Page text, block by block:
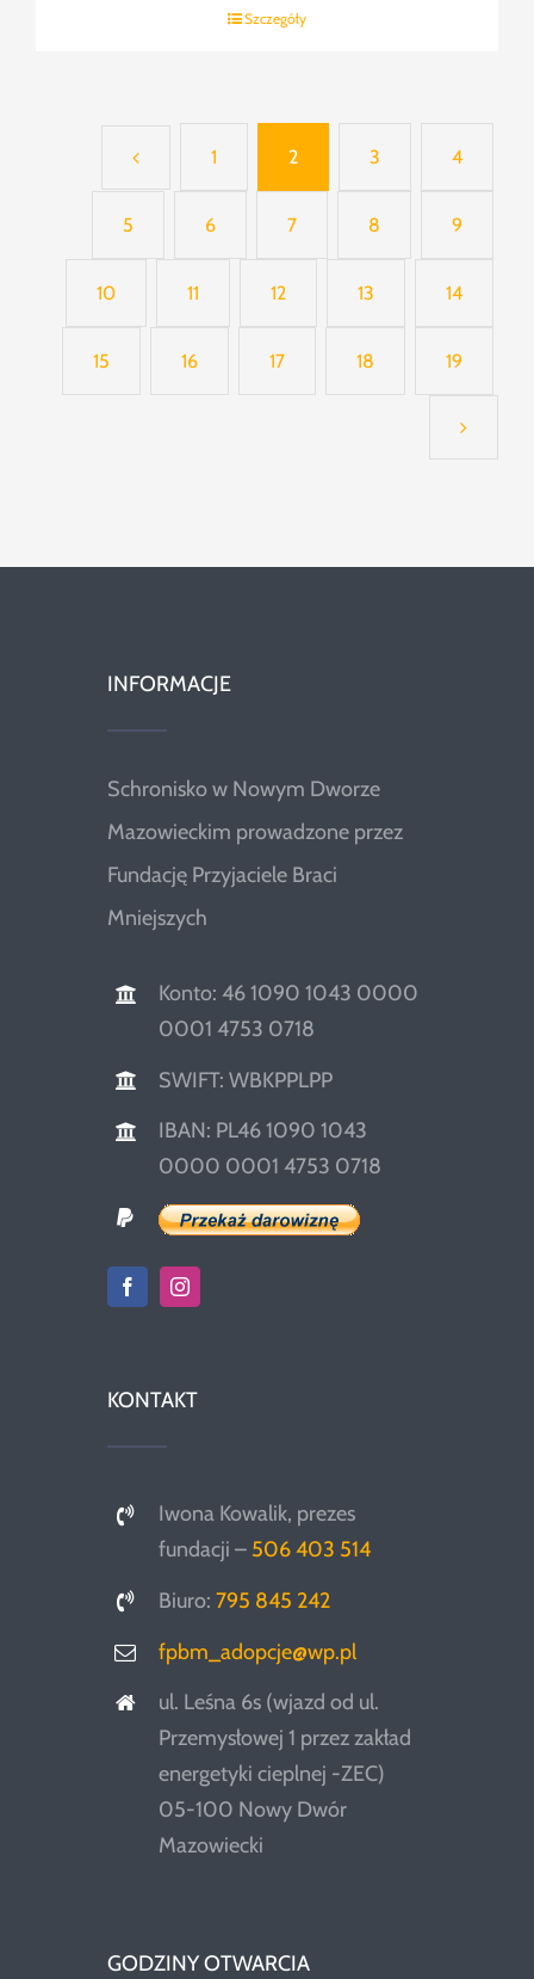
Szczegóły
1 2 3 4
5 6 7 8 9
10 11 12 13 14
15 16 17 18 19
INFORMACJE
Schronisko w Nowym Dworze
Mazowieckim prowadzone przez
Fundację Przyjaciele Braci
Mniejszych
Konto: 46 1090 1043 0000
0001 4753 0718
SWIFT: WBKPPLPP
IBAN: PL46 1090 1043
0000 0001 4753 0718
KONTAKT
Iwona Kowalik, prezes
fundacji – 506 403 514
Biuro:795 845 242
fpbm_adopcje@wp.pl
ul. Leśna 6s (wjazd od ul.
Przemysłowej 1 przez zakład
energetyki cieplnej -ZEC)
05-100 Nowy Dwór
Mazowiecki
GODZINY OTWARCIA